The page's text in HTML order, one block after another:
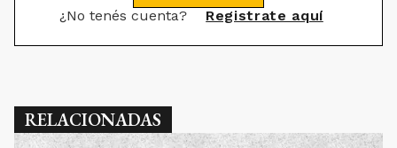
¿No tenés cuenta? Registrate aquí
RELACIONADAS